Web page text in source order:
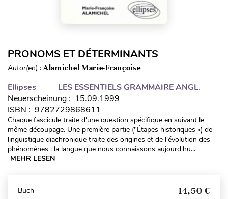
PRONOMS ET DÉTERMINANTS
Autor(en) :Alamichel Marie-Françoise
Ellipses
LES ESSENTIELS GRAMMAIRE ANGL.
Neuerscheinung : 15.09.1999
ISBN : 9782729868611
Chaque fascicule traite d'une question spécifique en suivant le
même découpage. Une première partie ("Étapes historiques ») de
linguistique diachronique traite des origines et de l'évolution des
phénomènes : la langue que nous connaissons aujourd'hu...
MEHR LESEN
Buch 14,50 €